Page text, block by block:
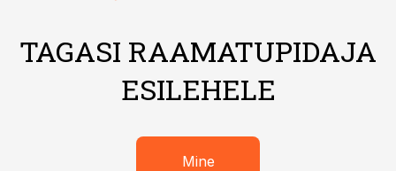
TAGASI RAAMATUPIDAJA
ESILEHELE
Mine